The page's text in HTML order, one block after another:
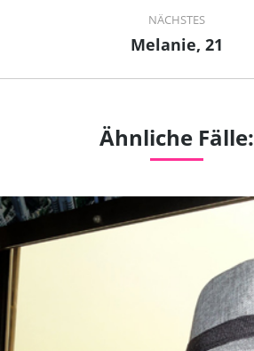
NÄCHSTES
Next
Melanie, 21
Ähnliche Fälle: